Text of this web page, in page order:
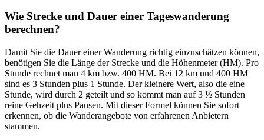
Wie Strecke und Dauer einer Tageswanderung
berechnen?
Damit Sie die Dauer einer Wanderung richtig einzuschätzen können,
benötigen Sie die Länge der Strecke und die Höhenmeter (HM). Pro
Stunde rechnet man 4 km bzw. 400 HM. Bei 12 km und 400 HM
sind es 3 Stunden plus 1 Stunde. Der kleinere Wert, also die eine
Stunde, wird durch 2 geteilt und so kommt man auf 3 ½ Stunden
reine Gehzeit plus Pausen. Mit dieser Formel können Sie sofort
erkennen, ob die Wanderangebote von erfahrenen Anbietern
stammen.